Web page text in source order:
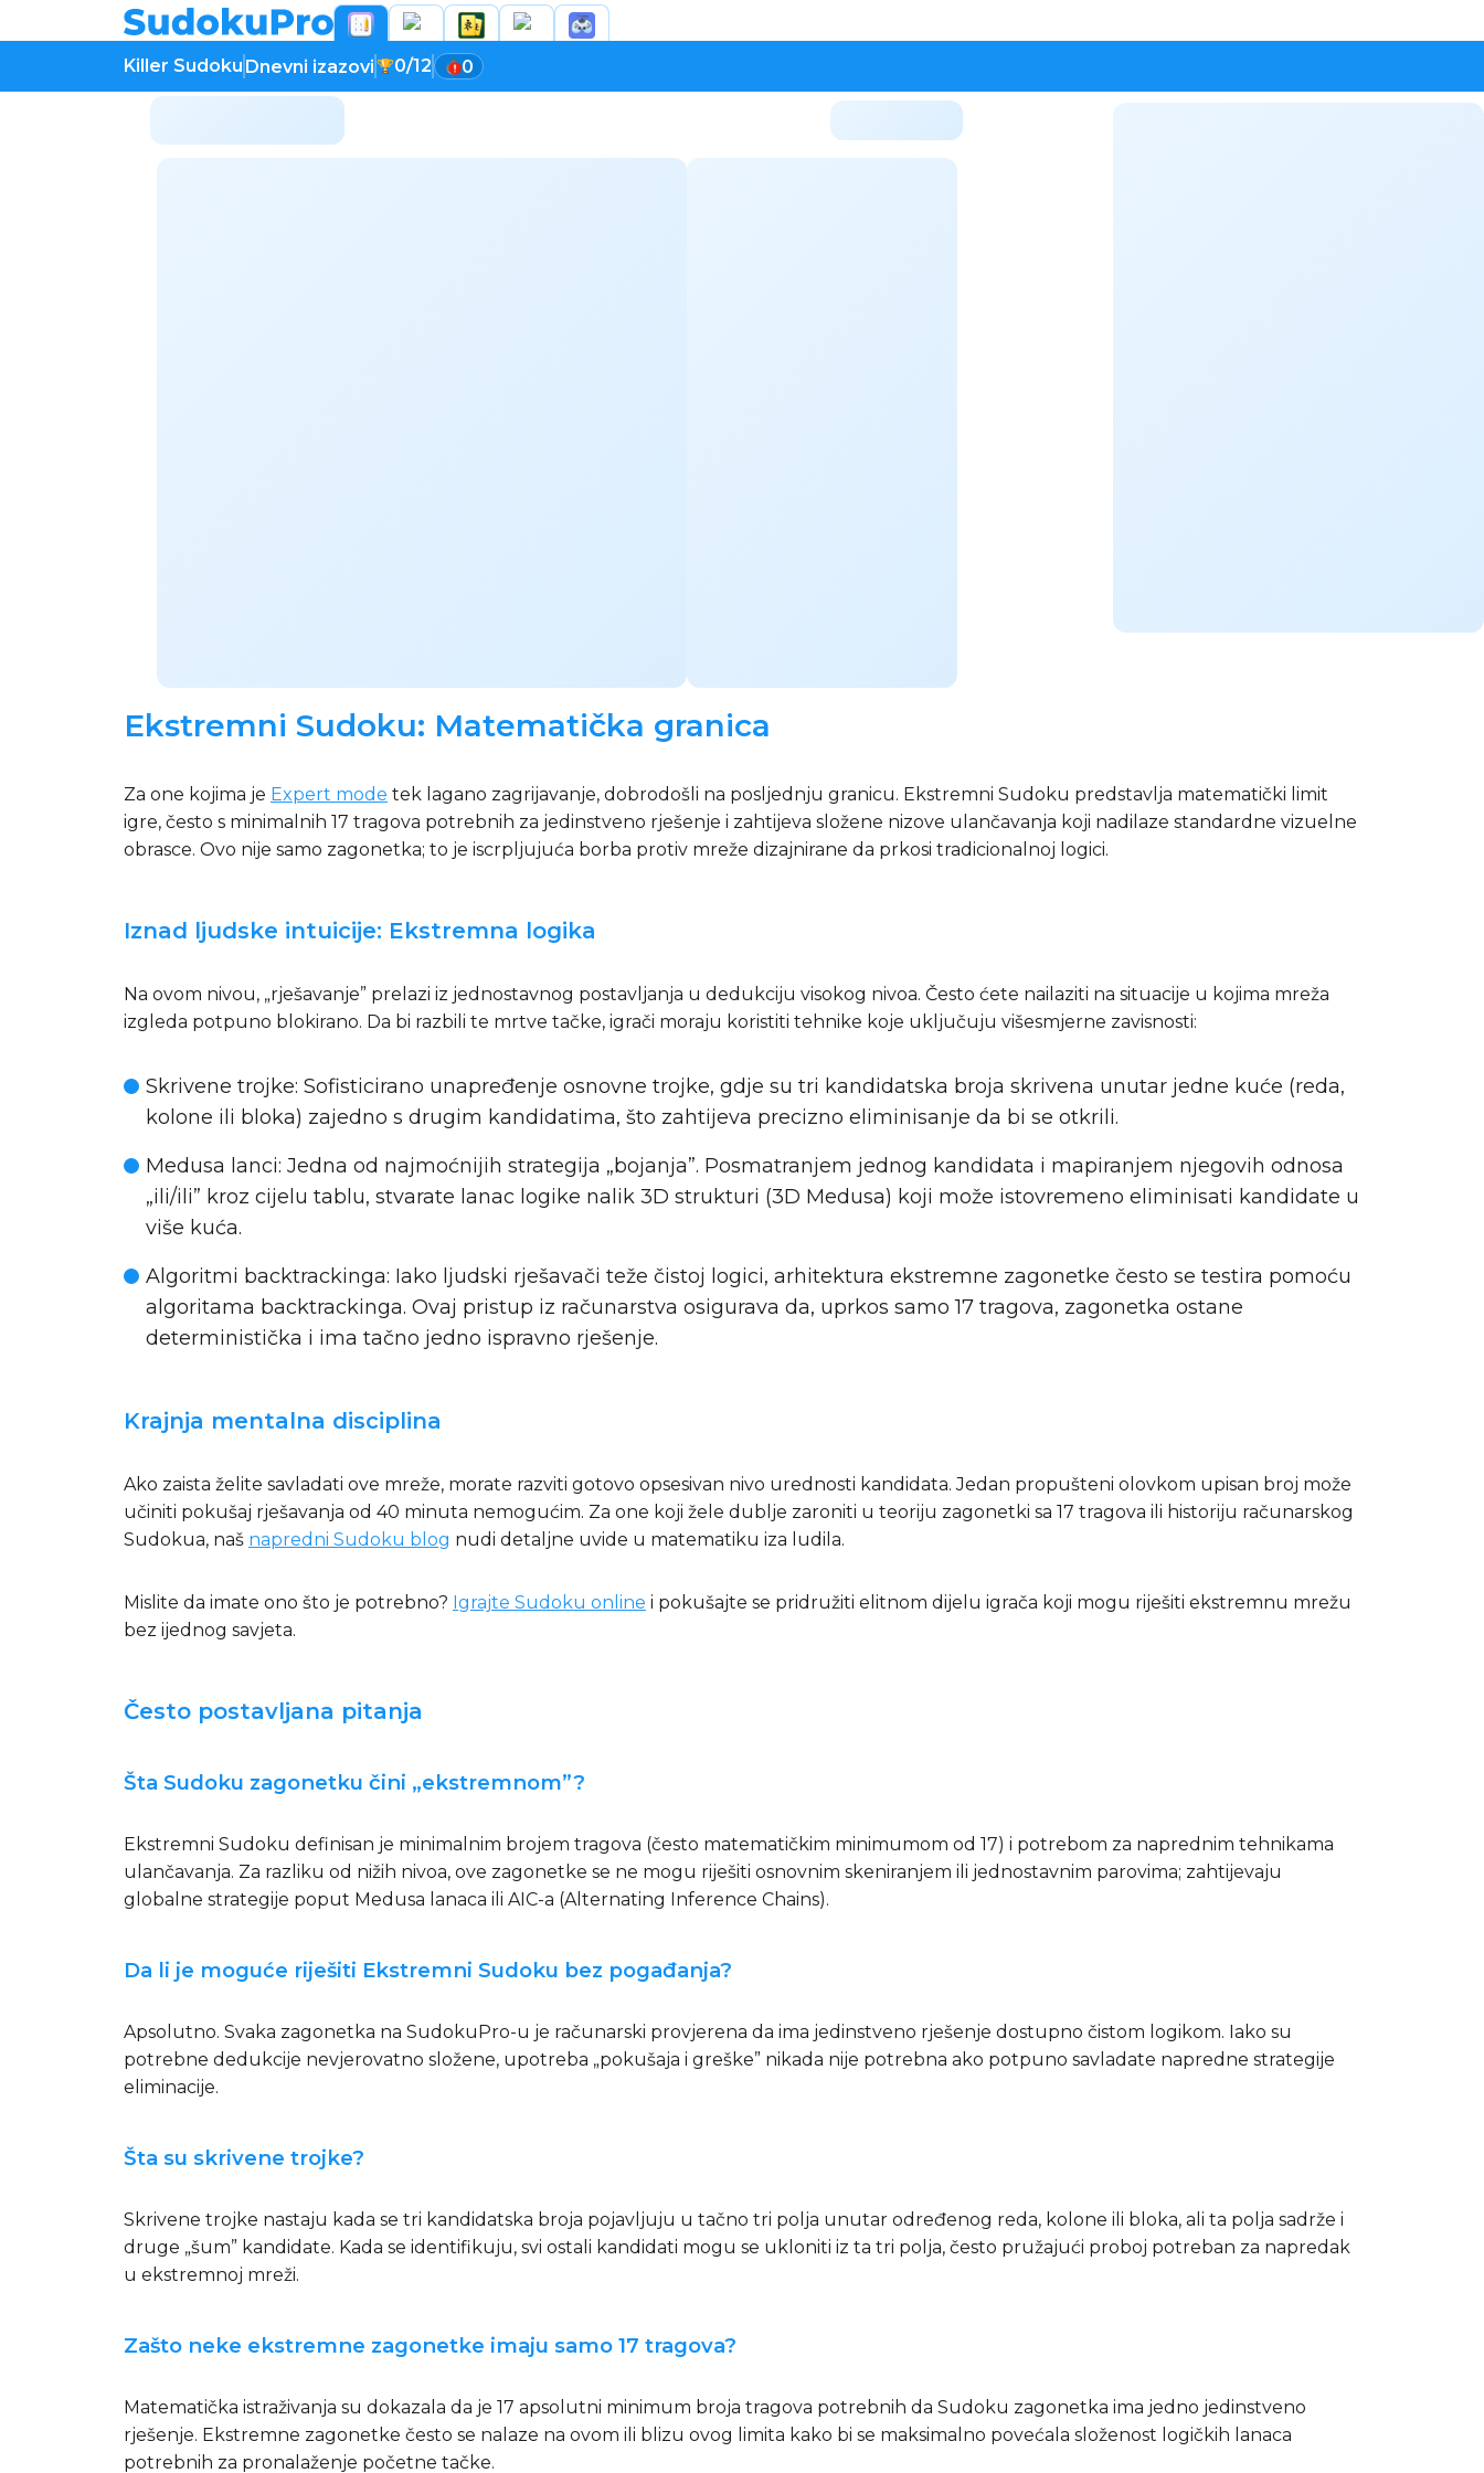
Killer Sudoku Dnevni izazovi 0/12 0
Ekstremni Sudoku: Matematička granica
Za one kojima je Expert mode tek lagano zagrijavanje, dobrodošli na posljednju granicu. Ekstremni Sudoku predstavlja matematički limit
igre, često s minimalnih 17 tragova potrebnih za jedinstveno rješenje i zahtijeva složene nizove ulančavanja koji nadilaze standardne vizuelne
obrasce. Ovo nije samo zagonetka; to je iscrpljujuća borba protiv mreže dizajnirane da prkosi tradicionalnoj logici.
Iznad ljudske intuicije: Ekstremna logika
Na ovom nivou, „rješavanje” prelazi iz jednostavnog postavljanja u dedukciju visokog nivoa. Često ćete nailaziti na situacije u kojima mreža
izgleda potpuno blokirano. Da bi razbili te mrtve tačke, igrači moraju koristiti tehnike koje uključuju višesmjerne zavisnosti:
Skrivene trojke: Sofisticirano unapređenje osnovne trojke, gdje su tri kandidatska broja skrivena unutar jedne kuće (reda,
kolone ili bloka) zajedno s drugim kandidatima, što zahtijeva precizno eliminisanje da bi se otkrili.
Medusa lanci: Jedna od najmoćnijih strategija „bojanja”. Posmatranjem jednog kandidata i mapiranjem njegovih odnosa
„ili/ili” kroz cijelu tablu, stvarate lanac logike nalik 3D strukturi (3D Medusa) koji može istovremeno eliminisati kandidate u
više kuća.
Algoritmi backtrackinga: Iako ljudski rješavači teže čistoj logici, arhitektura ekstremne zagonetke često se testira pomoću
algoritama backtrackinga. Ovaj pristup iz računarstva osigurava da, uprkos samo 17 tragova, zagonetka ostane
deterministička i ima tačno jedno ispravno rješenje.
Krajnja mentalna disciplina
Ako zaista želite savladati ove mreže, morate razviti gotovo opsesivan nivo urednosti kandidata. Jedan propušteni olovkom upisan broj može
učiniti pokušaj rješavanja od 40 minuta nemogućim. Za one koji žele dublje zaroniti u teoriju zagonetki sa 17 tragova ili historiju računarskog
Sudokua, naš napredni Sudoku blog nudi detaljne uvide u matematiku iza ludila.
Mislite da imate ono što je potrebno? Igrajte Sudoku online i pokušajte se pridružiti elitnom dijelu igrača koji mogu riješiti ekstremnu mrežu
bez ijednog savjeta.
Često postavljana pitanja
Šta Sudoku zagonetku čini „ekstremnom”?
Ekstremni Sudoku definisan je minimalnim brojem tragova (često matematičkim minimumom od 17) i potrebom za naprednim tehnikama
ulančavanja. Za razliku od nižih nivoa, ove zagonetke se ne mogu riješiti osnovnim skeniranjem ili jednostavnim parovima; zahtijevaju
globalne strategije poput Medusa lanaca ili AIC-a (Alternating Inference Chains).
Da li je moguće riješiti Ekstremni Sudoku bez pogađanja?
Apsolutno. Svaka zagonetka na SudokuPro-u je računarski provjerena da ima jedinstveno rješenje dostupno čistom logikom. Iako su
potrebne dedukcije nevjerovatno složene, upotreba „pokušaja i greške” nikada nije potrebna ako potpuno savladate napredne strategije
eliminacije.
Šta su skrivene trojke?
Skrivene trojke nastaju kada se tri kandidatska broja pojavljuju u tačno tri polja unutar određenog reda, kolone ili bloka, ali ta polja sadrže i
druge „šum” kandidate. Kada se identifikuju, svi ostali kandidati mogu se ukloniti iz ta tri polja, često pružajući proboj potreban za napredak
u ekstremnoj mreži.
Zašto neke ekstremne zagonetke imaju samo 17 tragova?
Matematička istraživanja su dokazala da je 17 apsolutni minimum broja tragova potrebnih da Sudoku zagonetka ima jedno jedinstveno
rješenje. Ekstremne zagonetke često se nalaze na ovom ili blizu ovog limita kako bi se maksimalno povećala složenost logičkih lanaca
potrebnih za pronalaženje početne tačke.